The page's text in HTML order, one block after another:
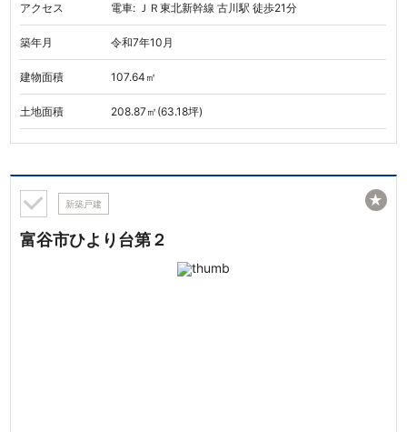
アクセス
電車: ＪＲ東北新幹線 古川駅 徒歩21分
築年月 令和7年10月
建物面積 107.64㎡
土地面積 208.87㎡(63.18坪)
新築戸建
富谷市ひより台第２
★